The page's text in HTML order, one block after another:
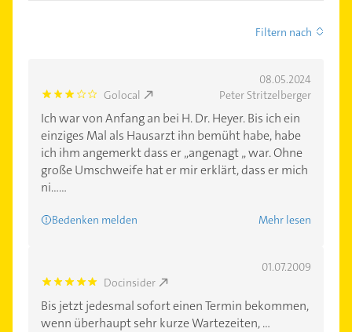
Filtern nach
08.05.2024
3.0 Golocal Peter Stritzelberger
Ich war von Anfang an bei H. Dr. Heyer. Bis ich ein
einziges Mal als Hausarzt ihn bemüht habe, habe
ich ihm angemerkt dass er „angenagt „ war. Ohne
große Umschweife hat er mir erklärt, dass er mich
ni......
Bedenken melden Mehr lesen
01.07.2009
5.0 Docinsider
Bis jetzt jedesmal sofort einen Termin bekommen,
wenn überhaupt sehr kurze Wartezeiten, ...